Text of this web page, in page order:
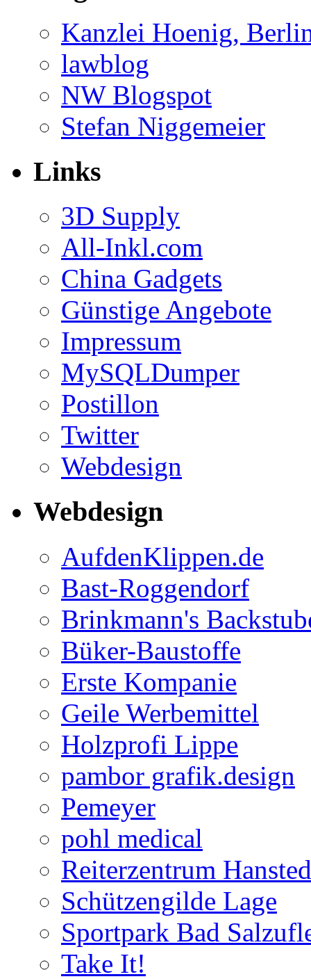
Kanzlei Hoenig,
lawblog
NW Blogspot
Stefan Niggemeier
Links
3D Supply
All-Inkl.com
China Gadgets
Günstige Angebote
Impressum
MySQLDumper
Postillon
Twitter
Webdesign
Webdesign
AufdenKlippen.de
Bast-Roggendorf
Brinkmann's
Büker-Baustoffe
Erste Kompanie
Geile Werbemittel
Holzprofi Lippe
pambor grafik.design
Pemeyer
pohl medical
Reiterzentrum
Schützengilde Lage
Sportpark Bad
Take It!